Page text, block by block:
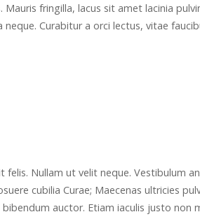
Mauris fringilla, lacus sit amet lacinia
neque. Curabitur a orci lectus, vitae
felis. Nullam ut velit neque. Vestibulum
cubilia Curae; Maecenas ultricies
auctor. Etiam iaculis justo non